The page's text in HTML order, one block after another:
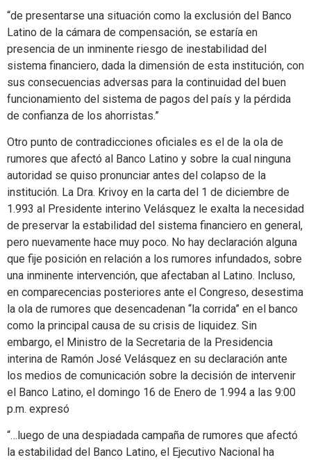
“de presentarse una situación como la exclusión del Banco
Latino de la cámara de compensación, se estaría en
presencia de un inminente riesgo de inestabilidad del
sistema financiero, dada la dimensión de esta institución, con
sus consecuencias adversas para la continuidad del buen
funcionamiento del sistema de pagos del país y la pérdida
de confianza de los ahorristas.”
Otro punto de contradicciones oficiales es el de la ola de
rumores que afectó al Banco Latino y sobre la cual ninguna
autoridad se quiso pronunciar antes del colapso de la
institución. La Dra. Krivoy en la carta del 1 de diciembre de
1.993 al Presidente interino Velásquez le exalta la necesidad
de preservar la estabilidad del sistema financiero en general,
pero nuevamente hace muy poco. No hay declaración alguna
que fije posición en relación a los rumores infundados, sobre
una inminente intervención, que afectaban al Latino. Incluso,
en comparecencias posteriores ante el Congreso, desestima
la ola de rumores que desencadenan “la corrida” en el banco
como la principal causa de su crisis de liquidez. Sin
embargo, el Ministro de la Secretaria de la Presidencia
interina de Ramón José Velásquez en su declaración ante
los medios de comunicación sobre la decisión de intervenir
el Banco Latino, el domingo 16 de Enero de 1.994 a las 9:00
p.m. expresó
“…luego de una despiadada campaña de rumores que afectó
la estabilidad del Banco Latino, el Ejecutivo Nacional ha